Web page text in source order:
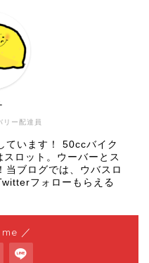
リー配達員
ています！ 50ccバイク
ロット。ウーバーとス
当ブログでは、ウバスロ
フォローもらえる
／